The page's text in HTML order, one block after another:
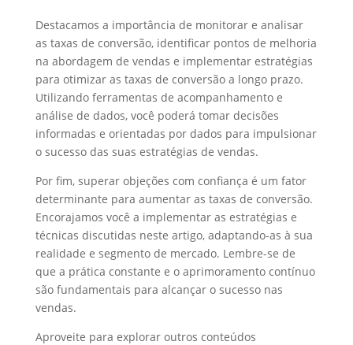
Destacamos a importância de monitorar e analisar
as taxas de conversão, identificar pontos de melhoria
na abordagem de vendas e implementar estratégias
para otimizar as taxas de conversão a longo prazo.
Utilizando ferramentas de acompanhamento e
análise de dados, você poderá tomar decisões
informadas e orientadas por dados para impulsionar
o sucesso das suas estratégias de vendas.
Por fim, superar objeções com confiança é um fator
determinante para aumentar as taxas de conversão.
Encorajamos você a implementar as estratégias e
técnicas discutidas neste artigo, adaptando-as à sua
realidade e segmento de mercado. Lembre-se de
que a prática constante e o aprimoramento contínuo
são fundamentais para alcançar o sucesso nas
vendas.
Aproveite para explorar outros conteúdos